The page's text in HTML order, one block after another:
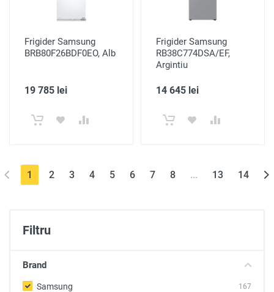
Filtru
Brand
Samsung 167
Frigider Samsung
BRB80F26BDF0EO, Alb
19 785 lei
Frigider Samsung
RB38C774DSA/EF,
Argintiu
14 645 lei
1 (current)
2 3 4 5 6 7 8 ... 13 14